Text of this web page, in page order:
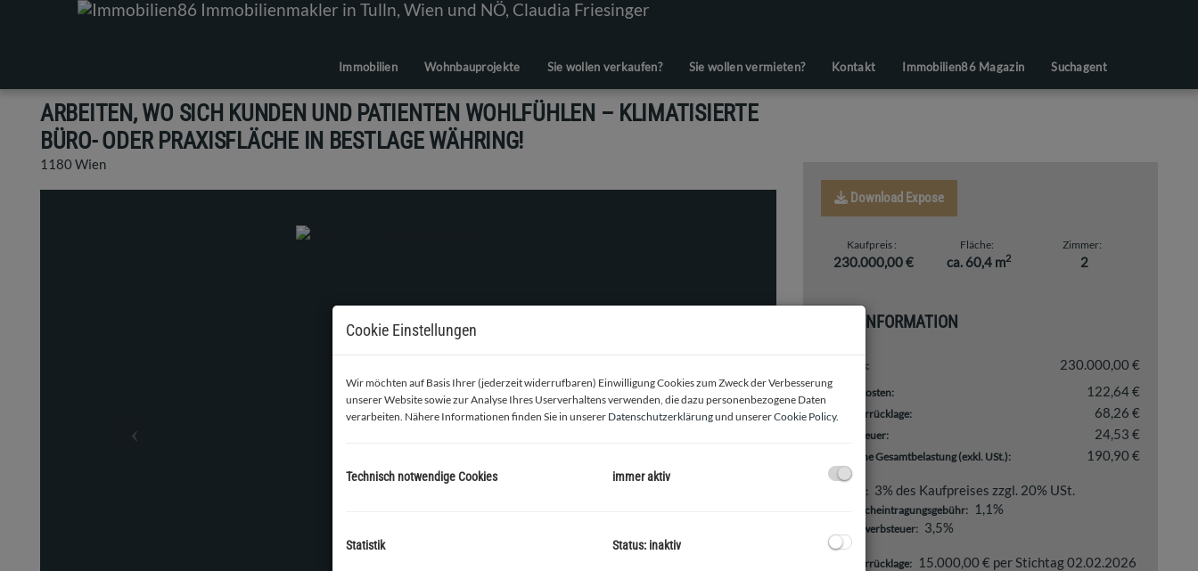
Immobilien Wohnbauprojekte Sie wollen verkaufen? Sie wollen vermieten? Kontakt Immobilien86 Magazin Suchagent
ARBEITEN, WO SICH KUNDEN UND PATIENTEN WOHLFÜHLEN – KLIMATISIERTE
BÜRO- ODER PRAXISFLÄCHE IN BESTLAGE WÄHRING!
1180 Wien
Download Expose
Kaufpreis
230.000,00 €
Fläche
ca. 60,4 m2
Zimmer
2
PREISINFORMATION
Kaufpreis: 230.000,00 €
Betriebskosten: 122,64 €
Reparaturrücklage: 68,26 €
Umsatzsteuer: 24,53 €
monatliche Gesamtbelastung (exkl. USt.): 190,90 €
Provision: 3% des Kaufpreises zzgl. 20% USt.
Grundbucheintragungsgebühr: 1,1%
Grunderwerbsteuer: 3,5%
Reparaturrücklage: 15.000,00 € per Stichtag 02.02.2026
Cookie Einstellungen
Wir möchten auf Basis Ihrer (jederzeit widerrufbaren) Einwilligung Cookies zum Zweck der Verbesserung
unserer Website sowie zur Analyse Ihres Userverhaltens verwenden, die dazu personenbezogene Daten
verarbeiten. Nähere Informationen finden Sie in unserer Datenschutzerklärungund unsererCookie Policy.
Technisch notwendige Cookies immer aktiv
Statistik Status: inaktiv